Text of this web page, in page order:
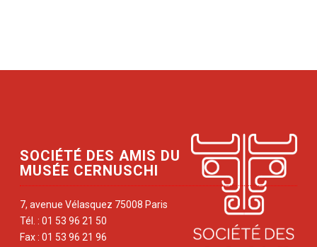
SOCIÉTÉ DES AMIS DU
MUSÉE CERNUSCHI
7, avenue Vélasquez 75008 Paris
Tél. : 01 53 96 21 50
Fax : 01 53 96 21 96